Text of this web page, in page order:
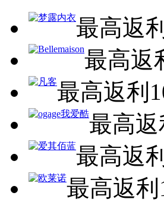
最高返
最高返
最高返利
最高返
最高返
最高返利